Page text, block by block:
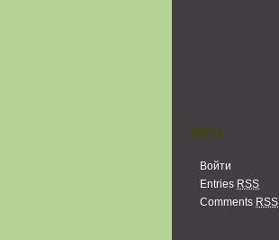
МЕТА
Войти
Entries RSS
Comments RSS